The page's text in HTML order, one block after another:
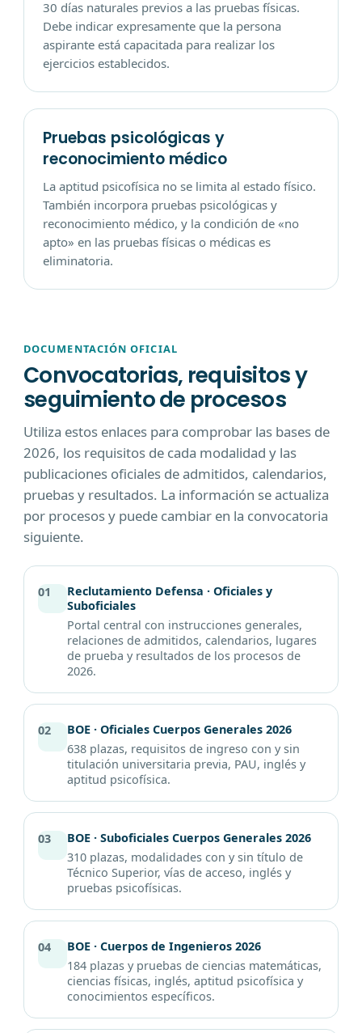
30 días naturales previos a las pruebas físicas.
Debe indicar expresamente que la persona
aspirante está capacitada para realizar los
ejercicios establecidos.
Pruebas psicológicas y
reconocimiento médico
La aptitud psicofísica no se limita al estado físico.
También incorpora pruebas psicológicas y
reconocimiento médico, y la condición de «no
apto» en las pruebas físicas o médicas es
eliminatoria.
DOCUMENTACIÓN OFICIAL
Convocatorias, requisitos y
seguimiento de procesos
Utiliza estos enlaces para comprobar las bases de
2026, los requisitos de cada modalidad y las
publicaciones oficiales de admitidos, calendarios,
pruebas y resultados. La información se actualiza
por procesos y puede cambiar en la convocatoria
siguiente.
01
Reclutamiento Defensa · Oficiales y
Suboficiales
Portal central con instrucciones generales,
relaciones de admitidos, calendarios, lugares
de prueba y resultados de los procesos de
2026.
02
BOE · Oficiales Cuerpos Generales 2026
638 plazas, requisitos de ingreso con y sin
titulación universitaria previa, PAU, inglés y
aptitud psicofísica.
03
BOE · Suboficiales Cuerpos Generales 2026
310 plazas, modalidades con y sin título de
Técnico Superior, vías de acceso, inglés y
pruebas psicofísicas.
04
BOE · Cuerpos de Ingenieros 2026
184 plazas y pruebas de ciencias matemáticas,
ciencias físicas, inglés, aptitud psicofísica y
conocimientos específicos.